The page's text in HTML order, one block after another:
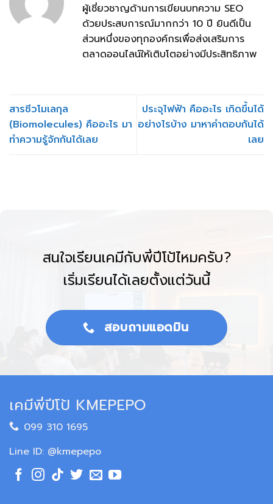
ผู้เชี่ยวชาญด้านการเขียนบทความ SEO
ด้วยประสบการณ์มากกว่า 10 ปี ยินดีเป็น
ส่วนหนึ่งของทุกองค์กรเพื่อส่งเสริมการ
ตลาดออนไลน์ให้เติบโตอย่างมีประสิทธิภาพ
สารชีวโมเลกุล
(Biomolecules) คืออะไร มา
ทำความรู้จักกันได้เลย
ประจุไฟฟ้า คืออะไร เกิดขึ้นได้
อย่างไรบ้าง มาหาคำตอบกันได้
เลย
สนใจเรียนเคมีกับพี่ปีโป้ไหมครับ?
เริ่มเรียนได้เลยตั้งแต่วันนี้
สอบถามแอดมิน
เคมีพี่ปีโป้ KMEPEPO
099 310 1695
Line ID: @kmepepo